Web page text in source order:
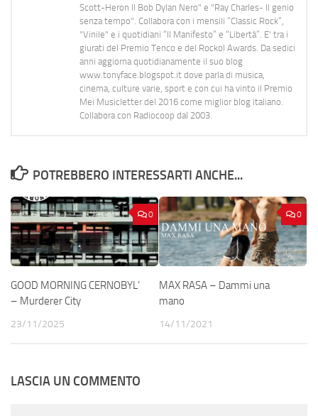
Scott-Heron Il Bob Dylan Nero" e "Ray Charles- Il genio
senza tempo". Collabora con i mensili “Classic Rock”,
"Vinile" e i quotidiani “Il Manifesto” e “Libertà”. E' tra i
giurati del Premio Tenco e del Rockol Awards. Da sedici
anni aggiorna quotidianamente il suo blog
www.tonyface.blogspot.it dove parla di musica,
cinema, culture varie, sport e con cui ha vinto il Premio
Mei Musicletter del 2016 come miglior blog italiano.
Collabora con Radiocoop dal 2003.
POTREBBERO INTERESSARTI ANCHE...
0
GOOD MORNING CERNOBYL’
– Murderer City
23/11/2025
0
MAX RASA – Dammi una
mano
14/11/2021
LASCIA UN COMMENTO